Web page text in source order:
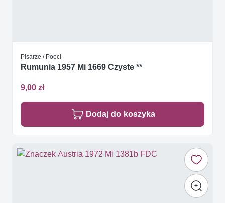
Pisarze / Poeci
Rumunia 1957 Mi 1669 Czyste **
9,00 zł
Dodaj do koszyka